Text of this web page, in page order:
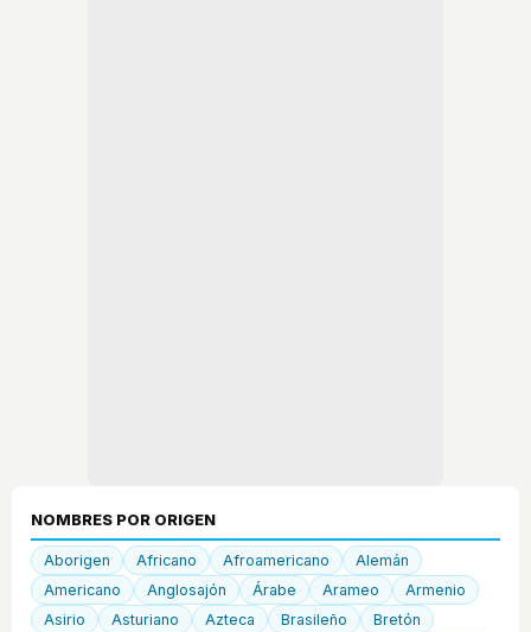
NOMBRES POR ORIGEN
Aborigen Africano Afroamericano
Alemán
Americano
Anglosajón Árabe Arameo
Armenio
Asirio
Asturiano Azteca Brasileño
Bretón